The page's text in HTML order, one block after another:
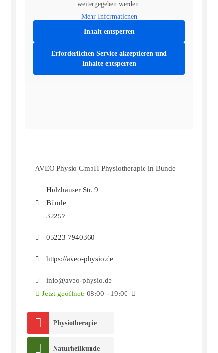
weitergegeben werden.
Mehr Informationen
Inhalt entsperren
Erforderlichen Service akzeptieren und
Inhalte entsperren
AVEO Physio GmbH Physiotherapie in Bünde
Holzhauser Str. 9
Bünde
32257
05223 7940360
https://aveo-physio.de
info@aveo-physio.de
Jetzt geöffnet: 08:00 - 19:00
Physiotherapie
Naturheilkunde